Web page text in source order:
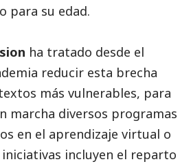
para su edad.
ha tratado desde el
reducir esta brecha
más vulnerables, para
marcha diversos programas
en el aprendizaje virtual o
iniciativas incluyen el reparto